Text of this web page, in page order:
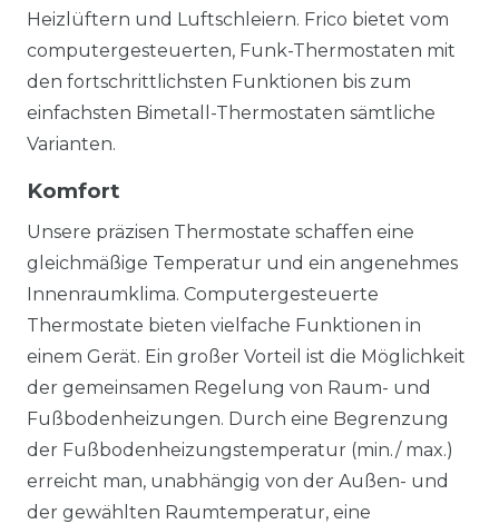
Heizlüftern und Luftschleiern. Frico bietet vom
computergesteuerten, Funk-Thermostaten mit
den fortschrittlichsten Funktionen bis zum
einfachsten Bimetall-Thermostaten sämtliche
Varianten.
Komfort
Unsere präzisen Thermostate schaffen eine
gleichmäßige Temperatur und ein angenehmes
Innenraumklima. Computergesteuerte
Thermostate bieten vielfache Funktionen in
einem Gerät. Ein großer Vorteil ist die Möglichkeit
der gemeinsamen Regelung von Raum- und
Fußbodenheizungen. Durch eine Begrenzung
der Fußbodenheizungstemperatur (min./ max.)
erreicht man, unabhängig von der Außen- und
der gewählten Raumtemperatur, eine